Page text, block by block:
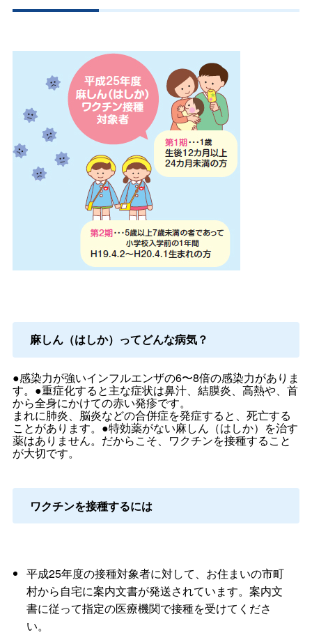
麻しん（はしか）ってどんな病気？
●感染力が強いインフルエンザの6〜8倍の感染力がありま
す。●重症化すると主な症状は鼻汁、結膜炎、高熱や、首
から全身にかけての赤い発疹です。
まれに肺炎、脳炎などの合併症を発症すると、死亡する
ことがあります。●特効薬がない麻しん（はしか）を治す
薬はありません。だからこそ、ワクチンを接種すること
が大切です。
ワクチンを接種するには
平成25年度の接種対象者に対して、お住まいの市町
村から自宅に案内文書が発送されています。案内文
書に従って指定の医療機関で接種を受けてくださ
い。